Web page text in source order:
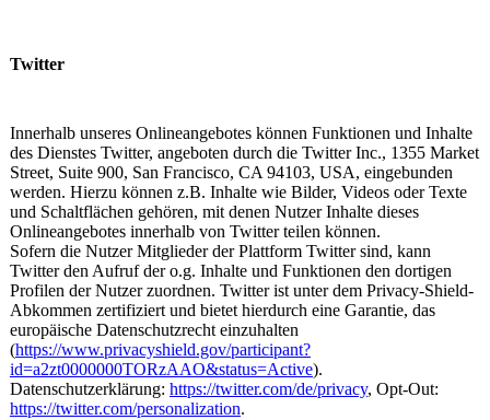
Twitter
Innerhalb unseres Onlineangebotes können Funktionen und Inhalte
des Dienstes Twitter, angeboten durch die Twitter Inc., 1355 Market
Street, Suite 900, San Francisco, CA 94103, USA, eingebunden
werden. Hierzu können z.B. Inhalte wie Bilder, Videos oder Texte
und Schaltflächen gehören, mit denen Nutzer Inhalte dieses
Onlineangebotes innerhalb von Twitter teilen können.
Sofern die Nutzer Mitglieder der Plattform Twitter sind, kann
Twitter den Aufruf der o.g. Inhalte und Funktionen den dortigen
Profilen der Nutzer zuordnen. Twitter ist unter dem Privacy-Shield-
Abkommen zertifiziert und bietet hierdurch eine Garantie, das
europäische Datenschutzrecht einzuhalten
(https://www.privacyshield.gov/participant?
id=a2zt0000000TORzAAO&status=Active).
Datenschutzerklärung: https://twitter.com/de/privacy, Opt-Out:
https://twitter.com/personalization.